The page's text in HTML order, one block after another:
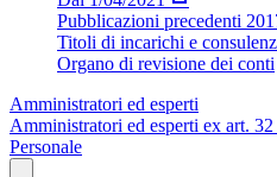
Pubblicazioni precedenti
Titoli di incarichi e
Organo di revisione dei conti
Amministratori ed esperti
Amministratori ed esperti ex art.
Personale